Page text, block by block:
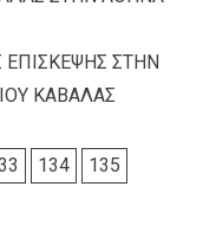
ΣΤΗΝ
ΚΑΒΑΛΑΣ
134 135